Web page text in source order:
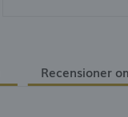
Recensioner